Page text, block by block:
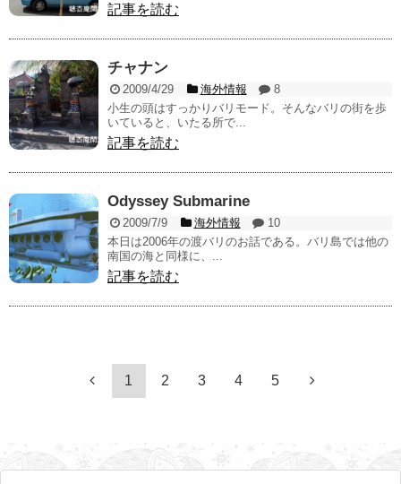
記事を読む
チャナン
2009/4/29 海外情報
8
小生の頭はすっかりバリモード。そんなバリの街を歩
いていると、いたる所で...
記事を読む
Odyssey Submarine
2009/7/9 海外情報
10
本日は2006年の渡バリのお話である。バリ島では他の
南国の海と同様に、...
記事を読む
1 2 3 4 5